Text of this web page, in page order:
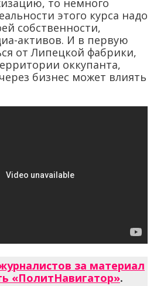
то немного
этого курса надо
собственности,
активов. И в первую
от Липецкой фабрики,
оккупанта,
бизнес может влиять
за материал
«ПолитНавигатор».